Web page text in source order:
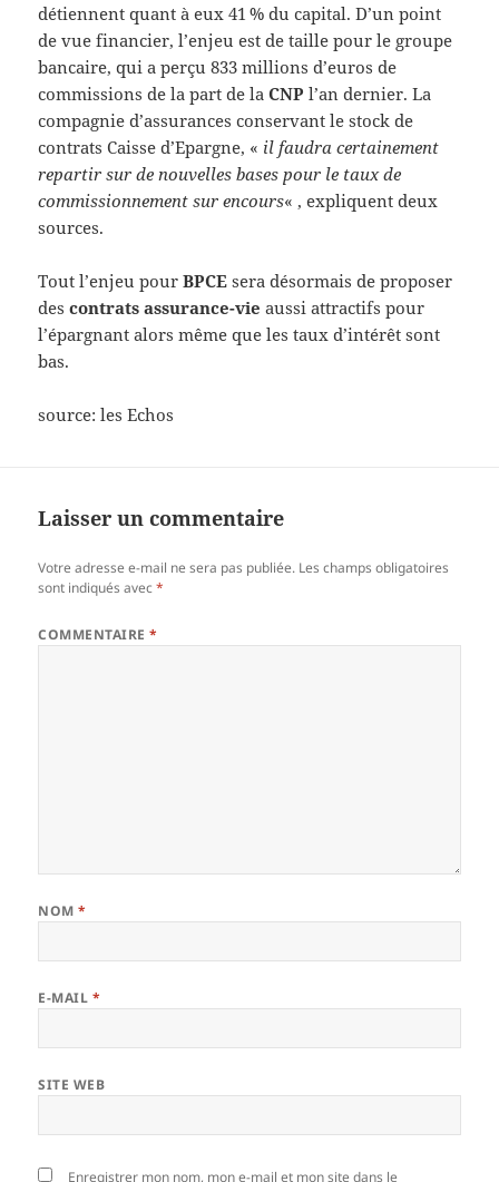
détiennent quant à eux 41 % du capital. D’un point
de vue financier, l’enjeu est de taille pour le groupe
bancaire, qui a perçu 833 millions d’euros de
commissions de la part de laCNP l’an dernier. La
compagnie d’assurances conservant le stock de
contrats Caisse d’Epargne, « il faudra certainement
repartir sur de nouvelles bases pour le taux de
commissionnement sur encours« , expliquent deux
sources.
Tout l’enjeu pourBPCE sera désormais de proposer
descontrats assurance-vie aussi attractifs pour
l’épargnant alors même que les taux d’intérêt sont
bas.
source: les Echos
Laisser un commentaire
Votre adresse e-mail ne sera pas publiée. Les champs obligatoires
sont indiqués avec*
COMMENTAIRE*
NOM*
E-MAIL *
SITE WEB
Enregistrer mon nom, mon e-mail et mon site dans le